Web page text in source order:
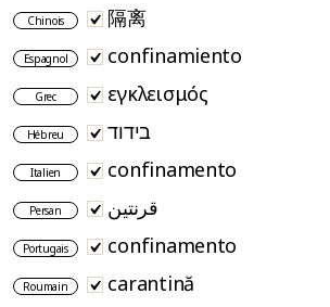
Chinois 隔离
Espagnol confinamiento
Grec εγκλεισμός
Hébreu בידוד
Italien confinamento
Persan قرنتین
Portugais confinamento
Roumain carantină